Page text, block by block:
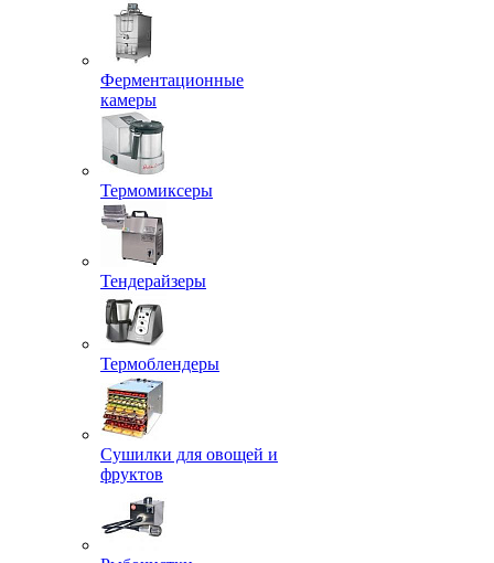
Ферментационные
камеры
Термомиксеры
Тендерайзеры
Термоблендеры
Сушилки для овощей и
фруктов